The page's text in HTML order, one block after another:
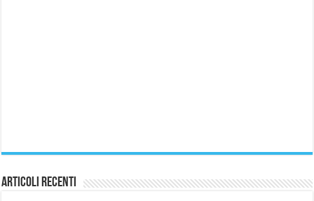
Articoli Recenti